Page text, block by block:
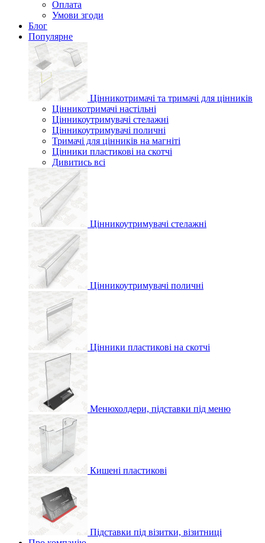
Оплата
Умови згоди
Блог
Популярне
Цінникотримачі та тримачі для цінників
Цінникотримачі настільні
Цінникоутримувачі стелажні
Цінникоутримувачі поличні
Тримачі для цінників на магніті
Цінники пластикові на скотчі
Дивитись всі
Цінникоутримувачі стелажні
Цінникоутримувачі поличні
Цінники пластикові на скотчі
Менюхолдери, підставки під меню
Кишені пластикові
Підставки під візитки, візитниці